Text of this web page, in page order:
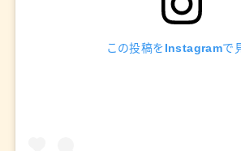
この投稿をInstagramで